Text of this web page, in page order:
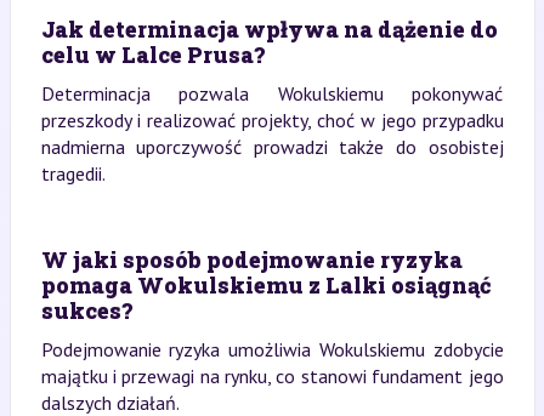
Jak determinacja wpływa na dążenie do
celu w Lalce Prusa?
Determinacja pozwala Wokulskiemu pokonywać
przeszkody i realizować projekty, choć w jego przypadku
nadmierna uporczywość prowadzi także do osobistej
tragedii.
W jaki sposób podejmowanie ryzyka
pomaga Wokulskiemu z Lalki osiągnąć
sukces?
Podejmowanie ryzyka umożliwia Wokulskiemu zdobycie
majątku i przewagi na rynku, co stanowi fundament jego
dalszych działań.